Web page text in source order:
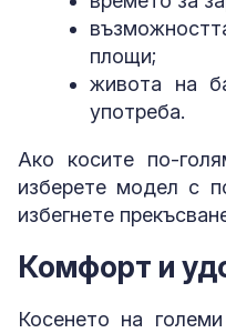
площи;
живота на
употреба.
Ако косите по-
изберете модел с
избегнете
Комфорт и
Косенето на